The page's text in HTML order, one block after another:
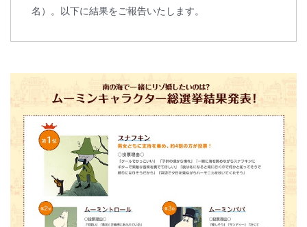
© WATABE WEDDING.
名）。以下に結果をご報告いたします。